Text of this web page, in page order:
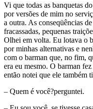
Vi que todas as banquetas
por versões de mim no
a outra. As conseqüências
fracassadas, pequenas
Olhei em volta. Eu lotava o
por minhas alternativas e
com o barman que, no fim,
era eu mesmo. O barman
então notei que ele também
– Quem é você?perguntei.